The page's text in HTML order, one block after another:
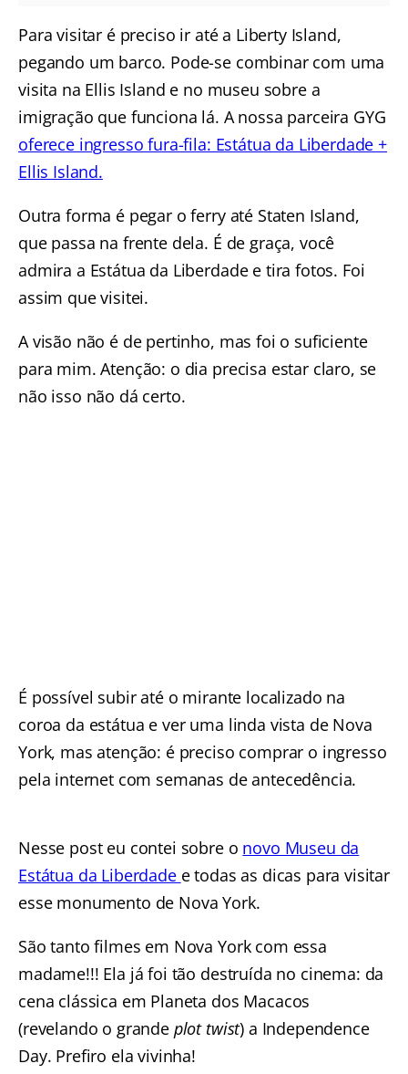
Para visitar é preciso ir até a Liberty Island,
pegando um barco. Pode-se combinar com uma
visita na Ellis Island e no museu sobre a
imigração que funciona lá. A nossa parceira GYG
oferece ingresso fura-fila: Estátua da Liberdade +
Ellis Island.
Outra forma é pegar o ferry até Staten Island,
que passa na frente dela. É de graça, você
admira a Estátua da Liberdade e tira fotos. Foi
assim que visitei.
A visão não é de pertinho, mas foi o suficiente
para mim. Atenção: o dia precisa estar claro, se
não isso não dá certo.
É possível subir até o mirante localizado na
coroa da estátua e ver uma linda vista de Nova
York, mas atenção: é preciso comprar o ingresso
pela internet com semanas de antecedência.
Nesse post eu contei sobre o novo Museu da
Estátua da Liberdade e todas as dicas para visitar
esse monumento de Nova York.
São tanto filmes em Nova York com essa
madame!!! Ela já foi tão destruída no cinema: da
cena clássica em Planeta dos Macacos
(revelando o grande plot twist) a Independence
Day. Prefiro ela vivinha!